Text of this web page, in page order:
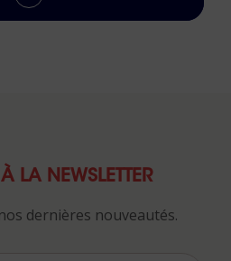
LA NEWSLETTER
dernières nouveautés.